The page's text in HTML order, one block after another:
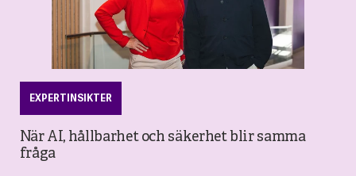
EXPERTINSIKTER
När AI, hållbarhet och säkerhet blir samma
fråga